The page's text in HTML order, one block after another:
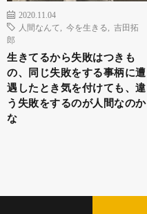
2020.11.04
人間なんて
今を生きる
吉田拓
郎
生きてるから失敗はつきも
の、同じ失敗をする事柄に遭
遇したとき気を付けても、違
う失敗をするのが人間なのか
な